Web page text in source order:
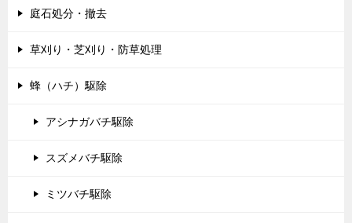
庭石処分・撤去
草刈り・芝刈り・防草処理
蜂（ハチ）駆除
アシナガバチ駆除
スズメバチ駆除
ミツバチ駆除